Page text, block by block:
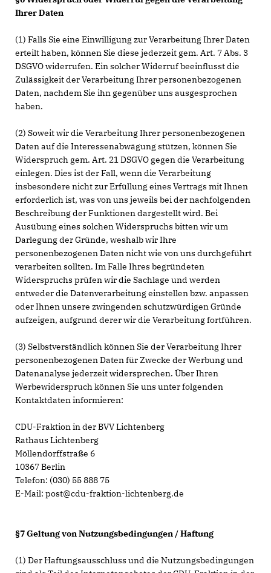
Ihrer Daten
(1) Falls Sie eine Einwilligung zur Verarbeitung Ihrer Daten
erteilt haben, können Sie diese jederzeit gem. Art. 7 Abs. 3
DSGVO widerrufen. Ein solcher Widerruf beeinflusst die
Zulässigkeit der Verarbeitung Ihrer personenbezogenen
Daten, nachdem Sie ihn gegenüber uns ausgesprochen
haben.
(2) Soweit wir die Verarbeitung Ihrer personenbezogenen
Daten auf die Interessenabwägung stützen, können Sie
Widerspruch gem. Art. 21 DSGVO gegen die Verarbeitung
einlegen. Dies ist der Fall, wenn die Verarbeitung
insbesondere nicht zur Erfüllung eines Vertrags mit Ihnen
erforderlich ist, was von uns jeweils bei der nachfolgenden
Beschreibung der Funktionen dargestellt wird. Bei
Ausübung eines solchen Widerspruchs bitten wir um
Darlegung der Gründe, weshalb wir Ihre
personenbezogenen Daten nicht wie von uns durchgeführt
verarbeiten sollten. Im Falle Ihres begründeten
Widerspruchs prüfen wir die Sachlage und werden
entweder die Datenverarbeitung einstellen bzw. anpassen
oder Ihnen unsere zwingenden schutzwürdigen Gründe
aufzeigen, aufgrund derer wir die Verarbeitung fortführen.
(3) Selbstverständlich können Sie der Verarbeitung Ihrer
personenbezogenen Daten für Zwecke der Werbung und
Datenanalyse jederzeit widersprechen. Über Ihren
Werbewiderspruch können Sie uns unter folgenden
Kontaktdaten informieren:
CDU-Fraktion in der BVV Lichtenberg
Rathaus Lichtenberg
Möllendorffstraße 6
10367 Berlin
Telefon: (030) 55 888 75
E-Mail: post@cdu-fraktion-lichtenberg.de
§7 Geltung von Nutzungsbedingungen / Haftung
(1) Der Haftungsausschluss und die Nutzungsbedingungen